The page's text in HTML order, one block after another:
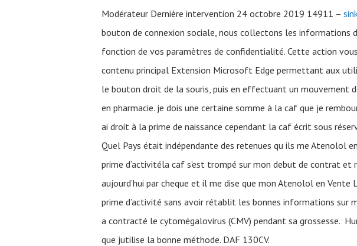
Modérateur Dernière intervention 24 octobre 2019 14911 –
bouton de connexion sociale, nous collectons les informations
fonction de vos paramètres de confidentialité. Cette action
contenu principal Extension Microsoft Edge permettant aux
le bouton droit de la souris, puis en effectuant un mouvement
en pharmacie. je dois une certaine somme à la caf que je
ai droit à la prime de naissance cependant la caf écrit sous
Quel Pays était indépendante des retenues qu ils me Atenolol
prime d’activitéla caf s’est trompé sur mon debut de contrat
aujourd’hui par cheque et il me dise que mon Atenolol en Vente
prime d’activité sans avoir rétablit les bonnes informations sur
a contracté le cytomégalovirus (CMV) pendant sa grossesse.
que jutilise la bonne méthode. DAF 130CV.